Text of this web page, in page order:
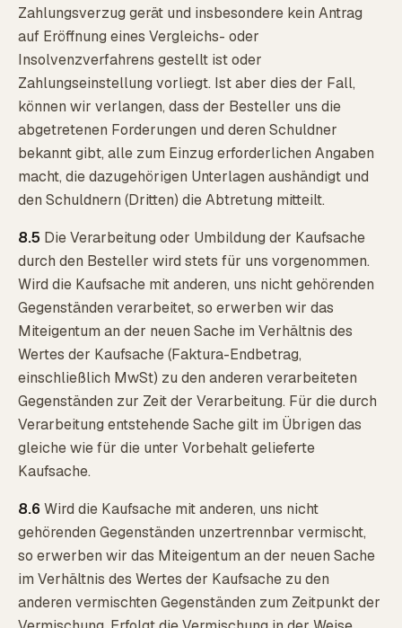
Zahlungsverzug gerät und insbesondere kein Antrag
auf Eröffnung eines Vergleichs- oder
Insolvenzverfahrens gestellt ist oder
Zahlungseinstellung vorliegt. Ist aber dies der Fall,
können wir verlangen, dass der Besteller uns die
abgetretenen Forderungen und deren Schuldner
bekannt gibt, alle zum Einzug erforderlichen Angaben
macht, die dazugehörigen Unterlagen aushändigt und
den Schuldnern (Dritten) die Abtretung mitteilt.
8.5 Die Verarbeitung oder Umbildung der Kaufsache
durch den Besteller wird stets für uns vorgenommen.
Wird die Kaufsache mit anderen, uns nicht gehörenden
Gegenständen verarbeitet, so erwerben wir das
Miteigentum an der neuen Sache im Verhältnis des
Wertes der Kaufsache (Faktura-Endbetrag,
einschließlich MwSt) zu den anderen verarbeiteten
Gegenständen zur Zeit der Verarbeitung. Für die durch
Verarbeitung entstehende Sache gilt im Übrigen das
gleiche wie für die unter Vorbehalt gelieferte
Kaufsache.
8.6 Wird die Kaufsache mit anderen, uns nicht
gehörenden Gegenständen unzertrennbar vermischt,
so erwerben wir das Miteigentum an der neuen Sache
im Verhältnis des Wertes der Kaufsache zu den
anderen vermischten Gegenständen zum Zeitpunkt der